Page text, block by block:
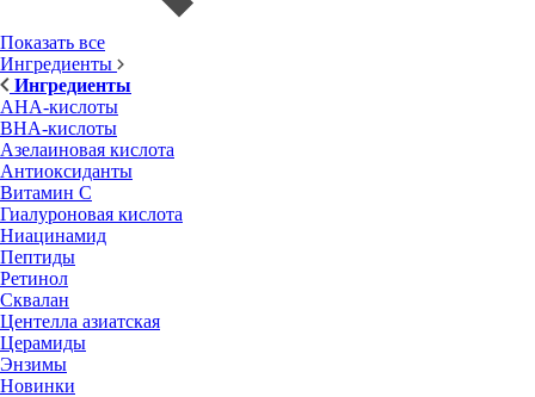
Показать все
Ингредиенты
Ингредиенты
AHA-кислоты
BHA-кислоты
Азелаиновая кислота
Антиоксиданты
Витамин С
Гиалуроновая кислота
Ниацинамид
Пептиды
Ретинол
Сквалан
Центелла азиатская
Церамиды
Энзимы
Новинки